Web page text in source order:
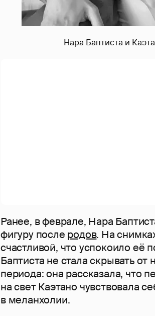
Нара Баптиста и
Ранее, в феврале, Нара
фигуру после родов. На
счастливой, что успокоило её
Баптиста не стала скрывать от
периода: она рассказала, что
на свет Каэтано чувствовала
в меланхолии.